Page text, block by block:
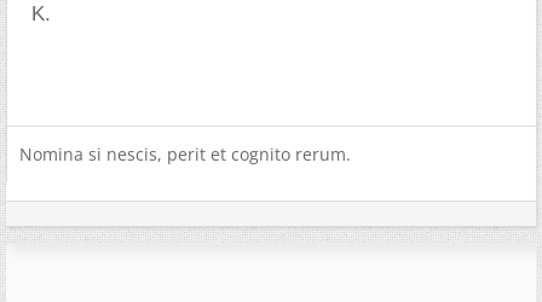
K.
Nomina si nescis, perit et cognito rerum.